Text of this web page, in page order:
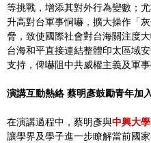
等挑戰，增添其對外行為變數；
升高對台軍事恫嚇，擴大操作「
脅，致使國際社會對台海關注度
台海和平直接連結整體印太區域
支持，俾嚇阻中共威權主義及軍事
演講互動熱絡 蔡明彥鼓勵青年加
在演講過程中，蔡明彥與中興大學
讓學界及學子進一步瞭解當前國